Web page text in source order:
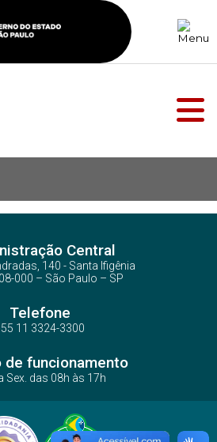
Central
140 - Santa Ifigênia
000 – São Paulo – SP
Telefone
11 3324-3300
de funcionamento
Sex. das 08h às 17h